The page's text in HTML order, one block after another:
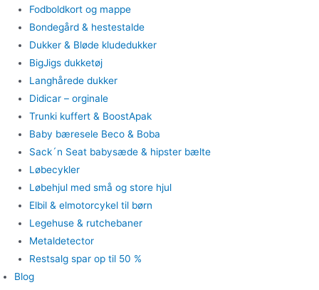
Fodboldkort og mappe
Bondegård & hestestalde
Dukker & Bløde kludedukker
BigJigs dukketøj
Langhårede dukker
Didicar – orginale
Trunki kuffert & BoostApak
Baby bæresele Beco & Boba
Sack´n Seat babysæde & hipster bælte
Løbecykler
Løbehjul med små og store hjul
Elbil & elmotorcykel til børn
Legehuse & rutchebaner
Metaldetector
Restsalg spar op til 50 %
Blog